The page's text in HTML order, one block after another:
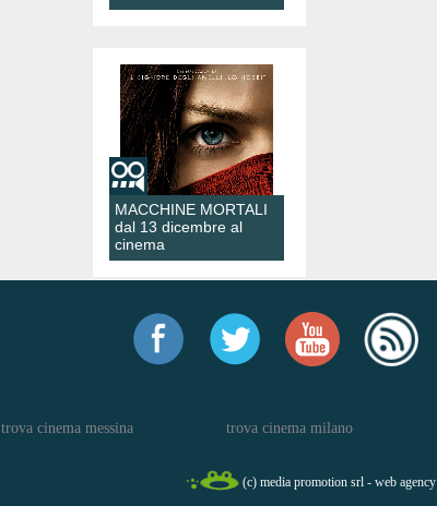
MACCHINE MORTALI
dal 13 dicembre al
cinema
trova cinema messina trova cinema milano
(c) media promotion srl - web agency